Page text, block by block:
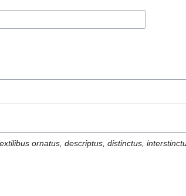
ornatus, descriptus, distinctus,